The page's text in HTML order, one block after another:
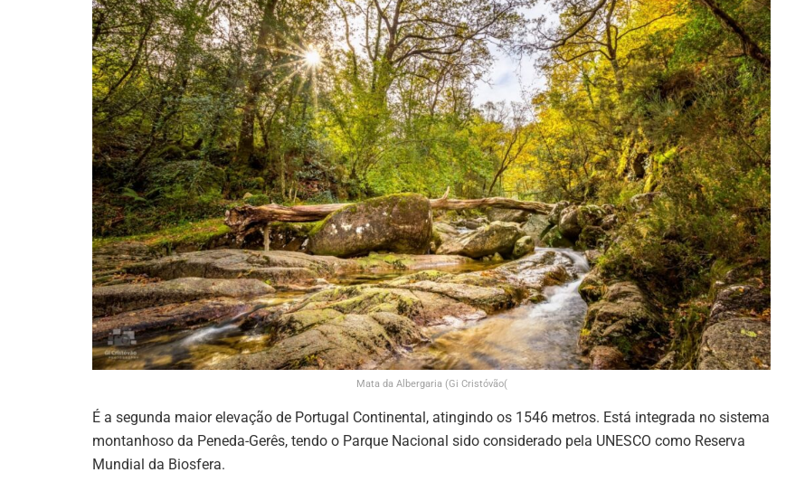
Mata da Albergaria (Gi Cristóvão(
É a segunda maior elevação de Portugal Continental, atingindo os 1546 metros. Está integrada no sistema
montanhoso da Peneda-Gerês, tendo o Parque Nacional sido considerado pela UNESCO como Reserva
Mundial da Biosfera.